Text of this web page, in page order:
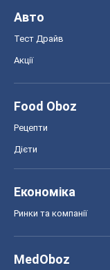
Авто
Тест Драйв
Акції
Food Oboz
Рецепти
Дієти
Економіка
Ринки та компанії
MedOboz